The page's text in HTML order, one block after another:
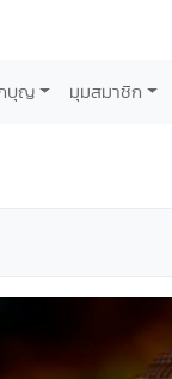
บุญ มุมสมาชิก